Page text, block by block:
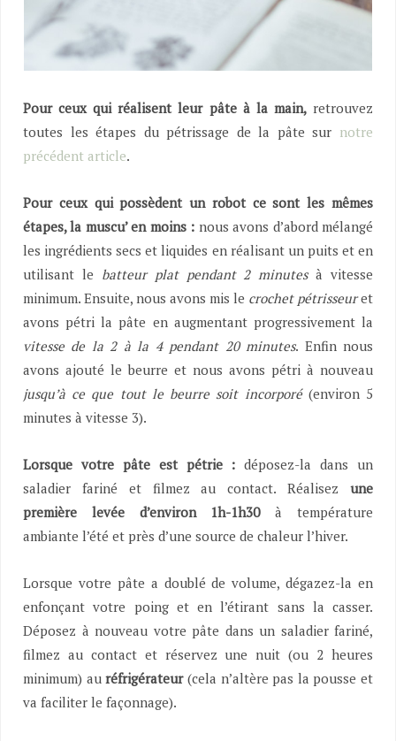
Pour ceux qui réalisent leur pâte à la main,retrouvez
toutes les étapes du pétrissage de la pâte sur notre
précédent article.
Pour ceux qui possèdent un robot ce sont les mêmes
étapes, la muscu’ en moins : nous avons d’abord mélangé
les ingrédients secs et liquides en réalisant un puits et en
utilisant le batteur plat pendant 2 minutesà vitesse
minimum. Ensuite, nous avons mis le crochet pétrisseuret
avons pétri la pâte en augmentant progressivement la
vitesse de la 2 à la 4 pendant 20 minutes. Enfin nous
avons ajouté le beurre et nous avons pétri à nouveau
jusqu’à ce que tout le beurre soit incorporé(environ 5
minutes à vitesse 3).
Lorsque votre pâte est pétrie : déposez-la dans un
saladier fariné et filmez au contact. Réalisez une
première levée d’environ 1h-1h30à température
ambiante l’été et près d’une source de chaleur l’hiver.
Lorsque votre pâte a doublé de volume, dégazez-la en
enfonçant votre poing et en l’étirant sans la casser.
Déposez à nouveau votre pâte dans un saladier fariné,
filmez au contact et réservez une nuit (ou 2 heures
minimum) auréfrigérateur(cela n’altère pas la pousse et
va faciliter le façonnage).